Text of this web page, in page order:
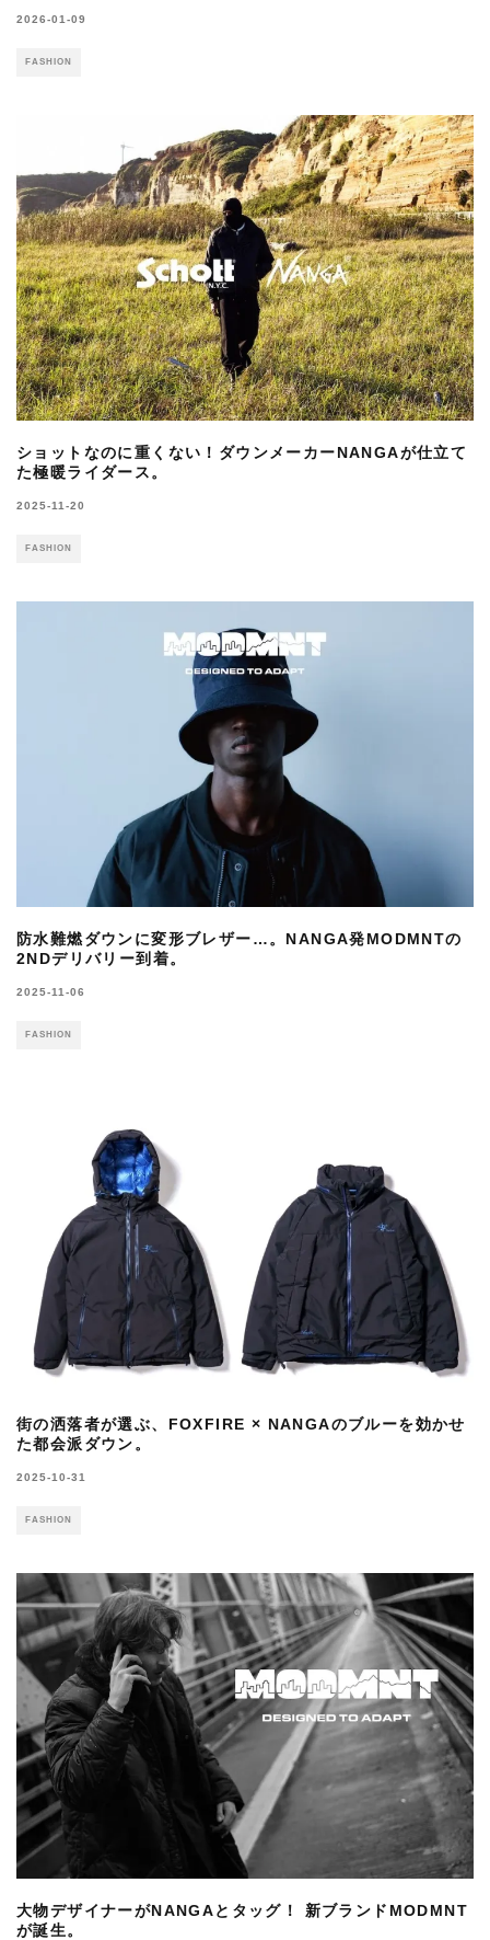
2026-01-09
FASHION
ショットなのに重くない！ダウンメーカーNANGAが仕立て
た極暖ライダース。
2025-11-20
FASHION
防水難燃ダウンに変形ブレザー…。NANGA発MODMNTの
2NDデリバリー到着。
2025-11-06
FASHION
街の洒落者が選ぶ、FOXFIRE × NANGAのブルーを効かせ
た都会派ダウン。
2025-10-31
FASHION
大物デザイナーがNANGAとタッグ！ 新ブランドMODMNT
が誕生。